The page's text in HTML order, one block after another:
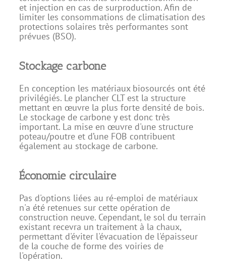
et injection en cas de surproduction. Afin de
limiter les consommations de climatisation des
protections solaires très performantes sont
prévues (BSO).
Stockage carbone
En conception les matériaux biosourcés ont été
privilégiés. Le plancher CLT est la structure
mettant en œuvre la plus forte densité de bois.
Le stockage de carbone y est donc très
important. La mise en œuvre d'une structure
poteau/poutre et d’une FOB contribuent
également au stockage de carbone.
Économie circulaire
Pas d'options liées au ré-emploi de matériaux
n'a été retenues sur cette opération de
construction neuve. Cependant, le sol du terrain
existant recevra un traitement à la chaux,
permettant d'éviter l'évacuation de l'épaisseur
de la couche de forme des voiries de
l'opération.